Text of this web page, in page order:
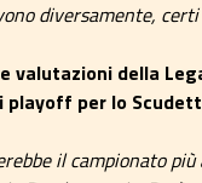
diversamente,
valutazioni della
per lo
il campionato